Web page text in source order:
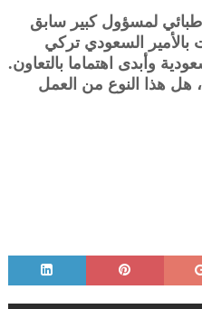
لمسؤول كبير سابق
بالأمير السعودي تركي
وأبدى اهتماما بالتعاون.
هذا النوع من العمل